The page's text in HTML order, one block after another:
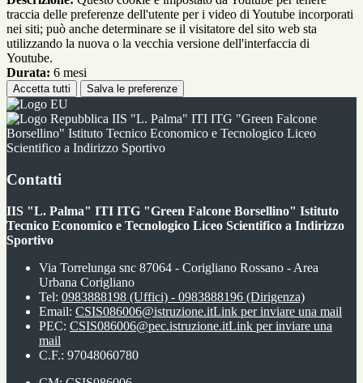
traccia delle preferenze dell'utente per i video di Youtube incorporati
nei siti; può anche determinare se il visitatore del sito web sta
utilizzando la nuova o la vecchia versione dell'interfaccia di
Youtube.
Durata: 6 mesi
Accetta tutti Salva le preferenze
IIS "L. Palma" ITI ITG "Green Falcone
Borsellino" Istituto Tecnico Economico e Tecnologico Liceo
Scientifico a Indirizzo Sportivo
Contatti
IIS "L. Palma" ITI ITG "Green Falcone Borsellino" Istituto
Tecnico Economico e Tecnologico Liceo Scientifico a Indirizzo
Sportivo
Via Torrelunga snc 87064 - Corigliano Rossano - Area
Urbana Corigliano
Tel: 0983888198 (Uffici) - 0983888196 (Dirigenza)
Email: CSIS086006@istruzione.itLink per inviare una mail
PEC: CSIS086006@pec.istruzione.itLink per inviare una
mail
C.F.: 97048060780